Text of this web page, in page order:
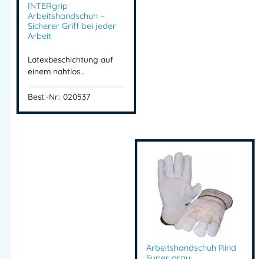
INTERgrip
Arbeitshandschuh –
Sicherer Griff bei jeder
Arbeit
Latexbeschichtung auf
einem nahtlos…
Best.-Nr.: 020537
Arbeitshandschuh Rind